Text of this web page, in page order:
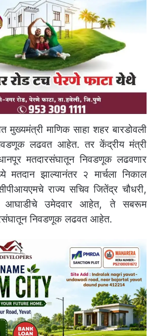
मुख्यमंत्री माणिक साहा शहर बारडोवली
लढवत आहेत. तर केंद्रीय मंत्री
मतदारसंघातून निवडणूक लढवणार
मतदान झाल्यानंतर २ मार्चला निकाल
राज्य सचिव जितेंद्र चौधरी,
आघाडीचे उमेदवार आहेत, ते सबरूम
निवडणूक लढवत आहेत.